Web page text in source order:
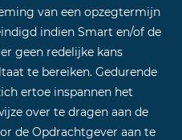
van een opzegtermijn
indien Smart en/of de
geen redelijke kans
te bereiken. Gedurende
ertoe inspannen het
over te dragen aan de
de Opdrachtgever aan te